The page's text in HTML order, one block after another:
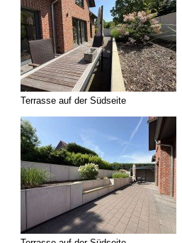
Terrasse auf der Südseite